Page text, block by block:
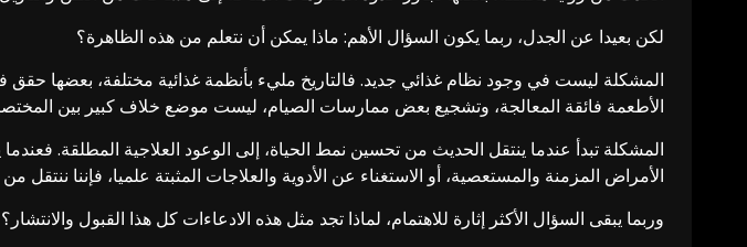
لكن بعيدا عن الجدل، ربما يكون السؤال الأهم: ماذا يمكن أن نتعلم من هذه الظاهرة؟
المشكلة ليست في وجود نظام غذائي جديد. فالتاريخ مليء بأنظمة غذائية مختلفة، بعضها حقق
الأطعمة فائقة المعالجة، وتشجيع بعض ممارسات الصيام، ليست موضع خلاف كبير بين
المشكلة تبدأ عندما ينتقل الحديث من تحسين نمط الحياة، إلى الوعود العلاجية المطلقة.
الأمراض المزمنة والمستعصية، أو الاستغناء عن الأدوية والعلاجات المثبتة علميا، فإننا
وربما يبقى السؤال الأكثر إثارة للاهتمام، لماذا تجد مثل هذه الادعاءات كل هذا القبول والانتشار؟